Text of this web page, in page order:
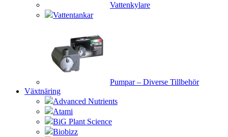
Vattenkylare
Vattentankar
Pumpar – Diverse Tillbehör
Växtnäring
Advanced Nutrients
Atami
BiG Plant Science
Biobizz